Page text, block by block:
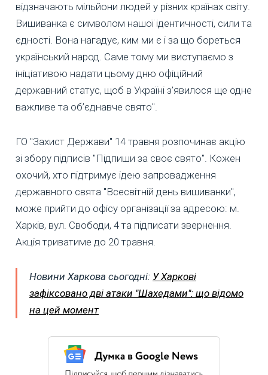
відзначають мільйони людей у різних країнах світу.
Вишиванка є символом нашої ідентичності, сили та
єдності. Вона нагадує, ким ми є і за що бореться
український народ. Саме тому ми виступаємо з
ініціативою надати цьому дню офіційний
державний статус, щоб в Україні з’явилося ще одне
важливе та об’єднавче свято".
ГО "Захист Держави" 14 травня розпочинає акцію
зі збору підписів "Підпиши за своє свято". Кожен
охочий, хто підтримує ідею запровадження
державного свята "Всесвітній день вишиванки",
може прийти до офісу організації за адресою: м.
Харків, вул. Свободи, 4 та підписати звернення.
Акція триватиме до 20 травня.
Новини Харкова сьогодні: У Харкові
зафіксовано дві атаки "Шахедами": що відомо
на цей момент